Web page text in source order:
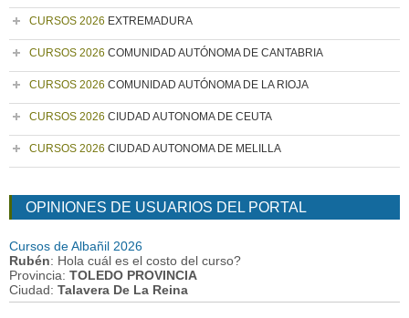
CURSOS 2026 EXTREMADURA
CURSOS 2026 COMUNIDAD AUTÓNOMA DE CANTABRIA
CURSOS 2026 COMUNIDAD AUTÓNOMA DE LA RIOJA
CURSOS 2026 CIUDAD AUTONOMA DE CEUTA
CURSOS 2026 CIUDAD AUTONOMA DE MELILLA
OPINIONES DE USUARIOS DEL PORTAL
Cursos de Albañil 2026
Rubén: Hola cuál es el costo del curso?
Provincia: TOLEDO PROVINCIA
Ciudad: Talavera De La Reina